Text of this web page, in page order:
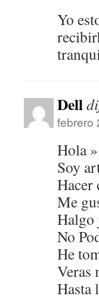
Yo
Dell
febrero
Hola
Soy
Hacer
Me
Halgo
No
He
Veras
Hasta